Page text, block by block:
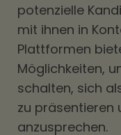
potenzielle
mit ihnen in
Plattformen
Möglichkeiten,
schalten, sich
zu präsentieren
anzusprechen.